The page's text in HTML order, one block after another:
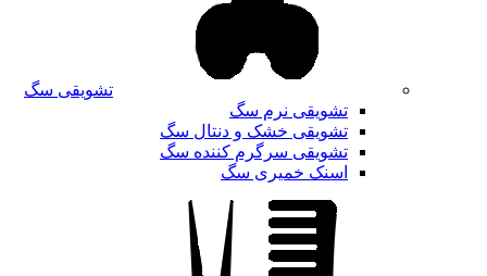
تشویقی سگ
تشویقی نرم سگ
تشویقی خشک و دنتال سگ
تشویقی سرگرم کننده سگ
اسنک خمیری سگ